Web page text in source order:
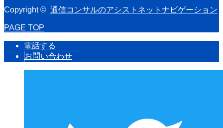
Copyright © 通信コンサルのアシストネットナビゲーション
PAGE TOP
電話する
お問い合わせ